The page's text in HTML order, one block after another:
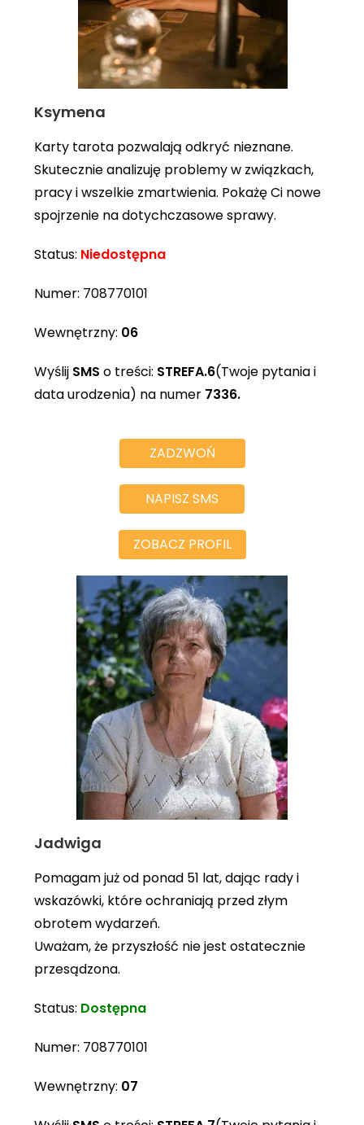
Ksymena
Karty tarota pozwalają odkryć nieznane.
Skutecznie analizuję problemy w związkach,
pracy i wszelkie zmartwienia. Pokażę Ci nowe
spojrzenie na dotychczasowe sprawy.
Status: Niedostępna
Numer: 708770101
Wewnętrzny: 06
Wyślij SMS o treści: STREFA.6(Twoje pytania i
data urodzenia) na numer 7336.
ZADZWOŃ
NAPISZ SMS
ZOBACZ PROFIL
Jadwiga
Pomagam już od ponad 51 lat, dając rady i
wskazówki, które ochraniają przed złym
obrotem wydarzeń.
Uważam, że przyszłość nie jest ostatecznie
przesądzona.
Status: Dostępna
Numer: 708770101
Wewnętrzny: 07